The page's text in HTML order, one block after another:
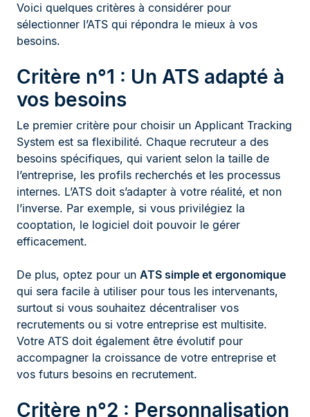
Voici quelques critères à considérer pour
sélectionner l’ATS qui répondra le mieux à vos
besoins.
Critère n°1 : Un ATS adapté à
vos besoins
Le premier critère pour choisir un Applicant Tracking
System est sa flexibilité. Chaque recruteur a des
besoins spécifiques, qui varient selon la taille de
l’entreprise, les profils recherchés et les processus
internes. L’ATS doit s’adapter à votre réalité, et non
l’inverse. Par exemple, si vous privilégiez la
cooptation, le logiciel doit pouvoir le gérer
efficacement.
De plus, optez pour un ATS simple et ergonomique
qui sera facile à utiliser pour tous les intervenants,
surtout si vous souhaitez décentraliser vos
recrutements ou si votre entreprise est multisite.
Votre ATS doit également être évolutif pour
accompagner la croissance de votre entreprise et
vos futurs besoins en recrutement.
Critère n°2 : Personnalisation